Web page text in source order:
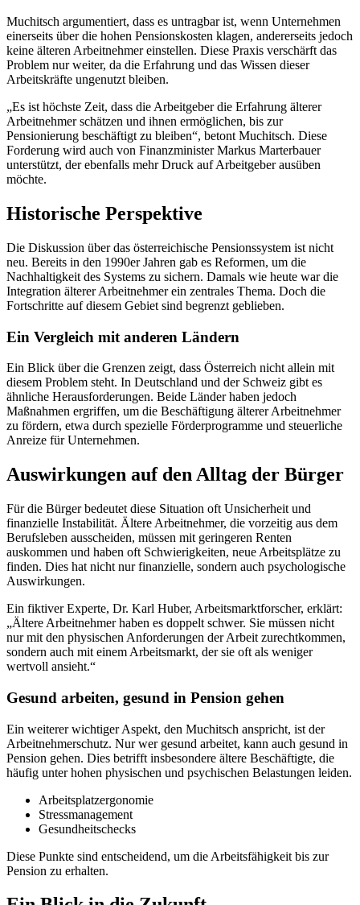
Muchitsch argumentiert, dass es untragbar ist, wenn Unternehmen
einerseits über die hohen Pensionskosten klagen, andererseits jedoch
keine älteren Arbeitnehmer einstellen. Diese Praxis verschärft das
Problem nur weiter, da die Erfahrung und das Wissen dieser
Arbeitskräfte ungenutzt bleiben.
„Es ist höchste Zeit, dass die Arbeitgeber die Erfahrung älterer
Arbeitnehmer schätzen und ihnen ermöglichen, bis zur
Pensionierung beschäftigt zu bleiben“, betont Muchitsch. Diese
Forderung wird auch von Finanzminister Markus Marterbauer
unterstützt, der ebenfalls mehr Druck auf Arbeitgeber ausüben
möchte.
Historische Perspektive
Die Diskussion über das österreichische Pensionssystem ist nicht
neu. Bereits in den 1990er Jahren gab es Reformen, um die
Nachhaltigkeit des Systems zu sichern. Damals wie heute war die
Integration älterer Arbeitnehmer ein zentrales Thema. Doch die
Fortschritte auf diesem Gebiet sind begrenzt geblieben.
Ein Vergleich mit anderen Ländern
Ein Blick über die Grenzen zeigt, dass Österreich nicht allein mit
diesem Problem steht. In Deutschland und der Schweiz gibt es
ähnliche Herausforderungen. Beide Länder haben jedoch
Maßnahmen ergriffen, um die Beschäftigung älterer Arbeitnehmer
zu fördern, etwa durch spezielle Förderprogramme und steuerliche
Anreize für Unternehmen.
Auswirkungen auf den Alltag der Bürger
Für die Bürger bedeutet diese Situation oft Unsicherheit und
finanzielle Instabilität. Ältere Arbeitnehmer, die vorzeitig aus dem
Berufsleben ausscheiden, müssen mit geringeren Renten
auskommen und haben oft Schwierigkeiten, neue Arbeitsplätze zu
finden. Dies hat nicht nur finanzielle, sondern auch psychologische
Auswirkungen.
Ein fiktiver Experte, Dr. Karl Huber, Arbeitsmarktforscher, erklärt:
„Ältere Arbeitnehmer haben es doppelt schwer. Sie müssen nicht
nur mit den physischen Anforderungen der Arbeit zurechtkommen,
sondern auch mit einem Arbeitsmarkt, der sie oft als weniger
wertvoll ansieht.“
Gesund arbeiten, gesund in Pension gehen
Ein weiterer wichtiger Aspekt, den Muchitsch anspricht, ist der
Arbeitnehmerschutz. Nur wer gesund arbeitet, kann auch gesund in
Pension gehen. Dies betrifft insbesondere ältere Beschäftigte, die
häufig unter hohen physischen und psychischen Belastungen leiden.
Arbeitsplatzergonomie
Stressmanagement
Gesundheitschecks
Diese Punkte sind entscheidend, um die Arbeitsfähigkeit bis zur
Pension zu erhalten.